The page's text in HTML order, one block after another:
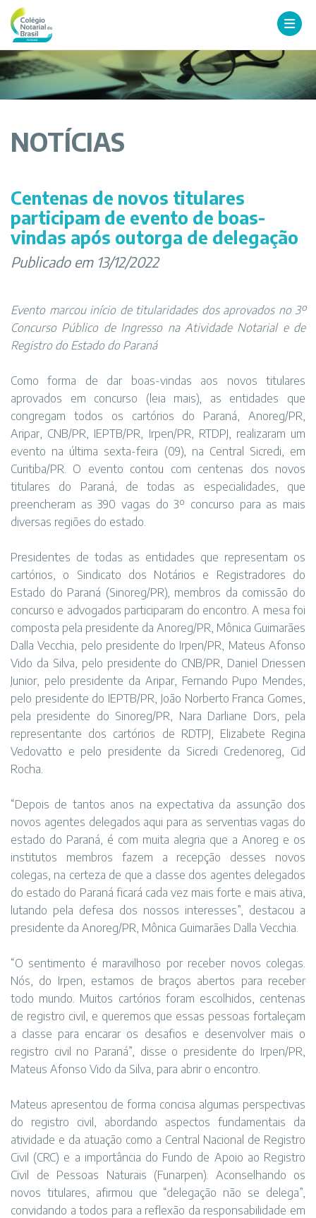
NOTÍCIAS
Centenas de novos titulares
participam de evento de boas-
vindas após outorga de delegação
Publicado em 13/12/2022
Evento marcou início de titularidades dos aprovados no 3º
Concurso Público de Ingresso na Atividade Notarial e de
Registro do Estado do Paraná
Como forma de dar boas-vindas aos novos titulares
aprovados em concurso (leia mais), as entidades que
congregam todos os cartórios do Paraná, Anoreg/PR,
Aripar, CNB/PR, IEPTB/PR, Irpen/PR, RTDPJ, realizaram um
evento na última sexta-feira (09), na Central Sicredi, em
Curitiba/PR. O evento contou com centenas dos novos
titulares do Paraná, de todas as especialidades, que
preencheram as 390 vagas do 3º concurso para as mais
diversas regiões do estado.
Presidentes de todas as entidades que representam os
cartórios, o Sindicato dos Notários e Registradores do
Estado do Paraná (Sinoreg/PR), membros da comissão do
concurso e advogados participaram do encontro. A mesa foi
composta pela presidente da Anoreg/PR, Mônica Guimarães
Dalla Vecchia, pelo presidente do Irpen/PR, Mateus Afonso
Vido da Silva, pelo presidente do CNB/PR, Daniel Driessen
Junior, pelo presidente da Aripar, Fernando Pupo Mendes,
pelo presidente do IEPTB/PR, João Norberto Franca Gomes,
pela presidente do Sinoreg/PR, Nara Darliane Dors, pela
representante dos cartórios de RDTPJ, Elizabete Regina
Vedovatto e pelo presidente da Sicredi Credenoreg, Cid
Rocha.
“Depois de tantos anos na expectativa da assunção dos
novos agentes delegados aqui para as serventias vagas do
estado do Paraná, é com muita alegria que a Anoreg e os
institutos membros fazem a recepção desses novos
colegas, na certeza de que a classe dos agentes delegados
do estado do Paraná ficará cada vez mais forte e mais ativa,
lutando pela defesa dos nossos interesses”, destacou a
presidente da Anoreg/PR, Mônica Guimarães Dalla Vecchia.
“O sentimento é maravilhoso por receber novos colegas.
Nós, do Irpen, estamos de braços abertos para receber
todo mundo. Muitos cartórios foram escolhidos, centenas
de registro civil, e queremos que essas pessoas fortaleçam
a classe para encarar os desafios e desenvolver mais o
registro civil no Paraná”, disse o presidente do Irpen/PR,
Mateus Afonso Vido da Silva, para abrir o encontro.
Mateus apresentou de forma concisa algumas perspectivas
do registro civil, abordando aspectos fundamentais da
atividade e da atuação como a Central Nacional de Registro
Civil (CRC) e a importância do Fundo de Apoio ao Registro
Civil de Pessoas Naturais (Funarpen). Aconselhando os
novos titulares, afirmou que “delegação não se delega”,
convidando a todos para a reflexão da responsabilidade em